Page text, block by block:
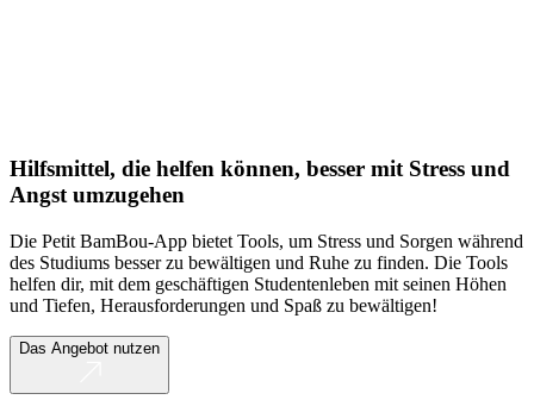
Hilfsmittel, die helfen können, besser mit Stress und
Angst umzugehen
Die Petit BamBou-App bietet Tools, um Stress und Sorgen während
des Studiums besser zu bewältigen und Ruhe zu finden. Die Tools
helfen dir, mit dem geschäftigen Studentenleben mit seinen Höhen
und Tiefen, Herausforderungen und Spaß zu bewältigen!
Das Angebot nutzen